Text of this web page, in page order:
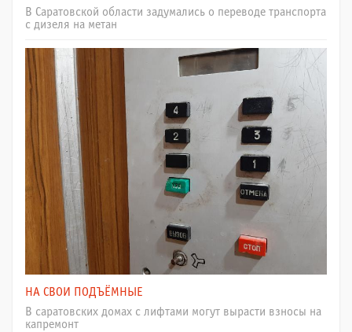
В Саратовской области задумались о переводе транспорта
с дизеля на метан
НА СВОИ ПОДЪЁМНЫЕ
В саратовских домах с лифтами могут вырасти взносы на
капремонт